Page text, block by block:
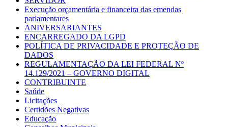
Execução orçamentária e financeira das emendas
parlamentares
ANIVERSARIANTES
ENCARREGADO DA LGPD
POLÍTICA DE PRIVACIDADE E PROTEÇÃO DE
DADOS
REGULAMENTAÇÃO DA LEI FEDERAL Nº
14.129/2021 – GOVERNO DIGITAL
CONTRIBUINTE
Saúde
Licitações
Certidões Negativas
Educação